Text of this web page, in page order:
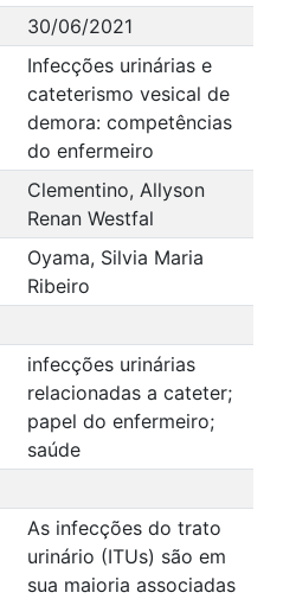
30/06/2021
Infecções urinárias e
cateterismo vesical de
demora: competências
do enfermeiro
Clementino, Allyson
Renan Westfal
Oyama, Silvia Maria
Ribeiro
infecções urinárias
relacionadas a cateter;
papel do enfermeiro;
saúde
As infecções do trato
urinário (ITUs) são em
sua maioria associadas